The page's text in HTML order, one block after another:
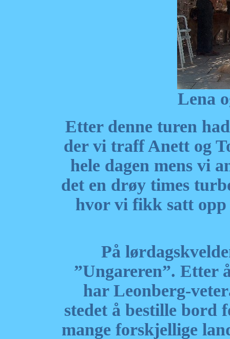
Lena
Etter denne turen
der vi traff Anett og
hele dagen mens vi
det en drøy times
hvor vi fikk satt opp
På
”Ungareren”. Etter
har Leonberg-
stedet å bestille bord
mange forskjellige